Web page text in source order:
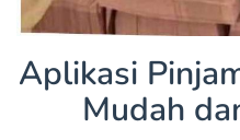
Aplikasi
Mudah